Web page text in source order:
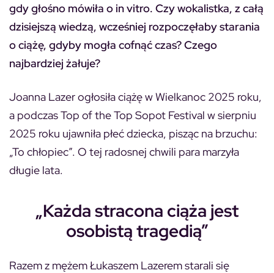
gdy głośno mówiła o in vitro. Czy wokalistka, z całą
dzisiejszą wiedzą, wcześniej rozpoczęłaby starania
o ciążę, gdyby mogła cofnąć czas? Czego
najbardziej żałuje?
Joanna Lazer ogłosiła ciążę w Wielkanoc 2025 roku,
a podczas Top of the Top Sopot Festival w sierpniu
2025 roku ujawniła płeć dziecka, pisząc na brzuchu:
„To chłopiec”. O tej radosnej chwili para marzyła
długie lata.
„Każda stracona ciąża jest
osobistą tragedią”
Razem z mężem Łukaszem Lazerem starali się